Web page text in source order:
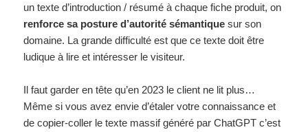
un texte d’introduction / résumé à chaque fiche produit, on
renforce sa posture d’autorité sémantique sur son
domaine. La grande difficulté est que ce texte doit être
ludique à lire et intéresser le visiteur.
Il faut garder en tête qu’en 2023 le client ne lit plus…
Même si vous avez envie d’étaler votre connaissance et
de copier-coller le texte massif généré par ChatGPT c’est